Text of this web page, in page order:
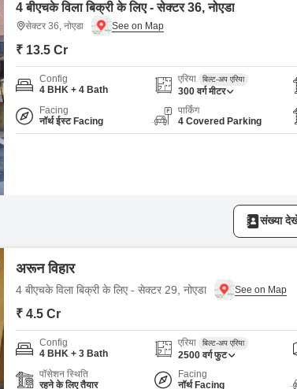
4 बीएचके विला बिक्री के लिए - सेक्टर 36, नोएडा
सेक्टर 36, नोएडा
₹ 13.5 Cr
Config
4 BHK + 4 Bath
एरिया बिल्ट-अप एरिया
300 वर्ग मीटर
Facing
नॉर्थ ईस्ट Facing
पार्किंग
4 Covered Parking
संख्या
अरून विहार
4 बीएचके विला बिक्री के लिए - सेक्टर 29, नोएडा
₹ 4.5 Cr
Config
4 BHK + 3 Bath
एरिया बिल्ट-अप एरिया
2500 वर्ग फुट
पॉसेशन स्थिति
रहने के लिए तैयार
Facing
नॉर्थ Facing